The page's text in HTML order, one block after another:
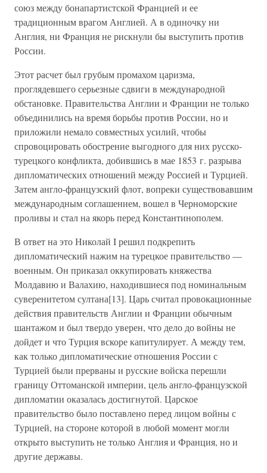
союз между бонапартистской Францией и ее
традиционным врагом Англией. А в одиночку ни
Англия, ни Франция не рискнули бы выступить против
России.
Этот расчет был грубым промахом царизма,
проглядевшего серьезные сдвиги в международной
обстановке. Правительства Англии и Франции не только
объединились на время борьбы против России, но и
приложили немало совместных усилий, чтобы
спровоцировать обострение выгодного для них русско-
турецкого конфликта, добившись в мае 1853 г. разрыва
дипломатических отношений между Россией и Турцией.
Затем англо-французский флот, вопреки существовавшим
международным соглашением, вошел в Черноморские
проливы и стал на якорь перед Константинополем.
В ответ на это Николай I решил подкрепить
дипломатический нажим на турецкое правительство —
военным. Он приказал оккупировать княжества
Молдавию и Валахию, находившиеся под номинальным
суверенитетом султана[13]. Царь считал провокационные
действия правительств Англии и Франции обычным
шантажом и был твердо уверен, что дело до войны не
дойдет и что Турция вскоре капитулирует. А между тем,
как только дипломатические отношения России с
Турцией были прерваны и русские войска перешли
границу Оттоманской империи, цель англо-французской
дипломатии оказалась достигнутой. Царское
правительство было поставлено перед лицом войны с
Турцией, на стороне которой в любой момент могли
открыто выступить не только Англия и Франция, но и
другие державы.